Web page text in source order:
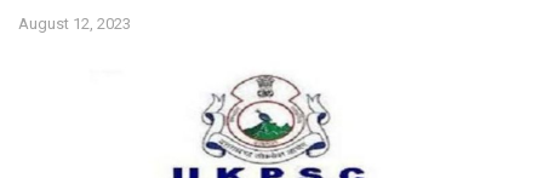
August 12, 2023